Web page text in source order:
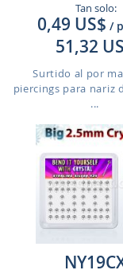
Tan solo:
0,49 US$ /
51,32
Surtido al por
piercings para nariz
...